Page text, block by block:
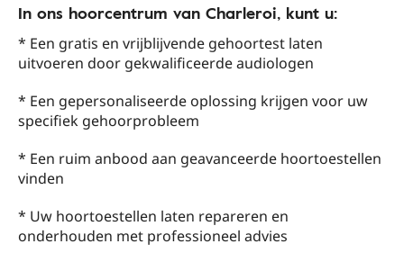
In ons hoorcentrum van Charleroi, kunt u:
* Een gratis en vrijblijvende gehoortest laten
uitvoeren door gekwalificeerde audiologen
* Een gepersonaliseerde oplossing krijgen voor uw
specifiek gehoorprobleem
* Een ruim anbood aan geavanceerde hoortoestellen
vinden
* Uw hoortoestellen laten repareren en
onderhouden met professioneel advies